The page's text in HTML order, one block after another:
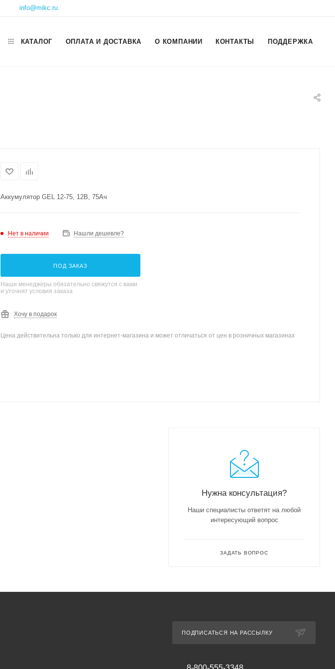
info@mikc.ru
КАТАЛОГ ОПЛАТА И ДОСТАВКА О КОМПАНИИ КОНТАКТЫ ПОДДЕРЖКА
Аккумулятор GEL 12-75, 12В, 75Ач
Нет в наличии Нашли дешевле?
ПОД ЗАКАЗ
Наши менеджеры обязательно свяжутся с вами
и уточнят условия заказа
Хочу в подарок
Цена действительна только для интернет-магазина и может отличаться от цен в розничных магазинах
Нужна консультация?
Наши специалисты ответят на любой
интересующий вопрос
ЗАДАТЬ ВОПРОС
ПОДПИСАТЬСЯ НА РАССЫЛКУ